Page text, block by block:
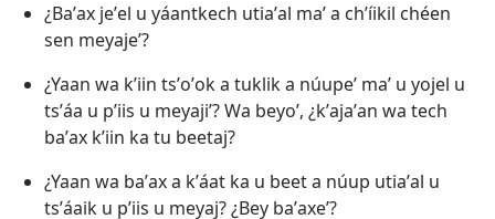
¿Baʼax jeʼel u yáantkech utiaʼal maʼ a chʼíikil chéen
sen meyajeʼ?
¿Yaan wa kʼiin tsʼoʼok a tuklik a núupeʼ maʼ u yojel u
tsʼáa u pʼiis u meyajiʼ? Wa beyoʼ, ¿kʼajaʼan wa tech
baʼax kʼiin ka tu beetaj?
¿Yaan wa baʼax a kʼáat ka u beet a núup utiaʼal u
tsʼáaik u pʼiis u meyaj? ¿Bey baʼaxeʼ?